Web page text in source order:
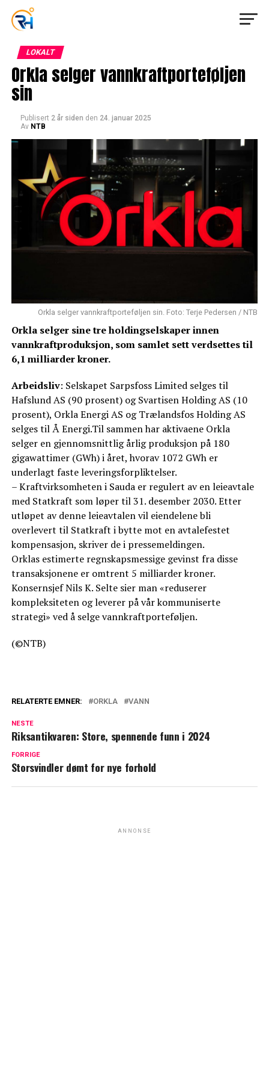
LOKALT
Orkla selger vannkraftporteføljen
sin
Publisert 2 år siden den 24. januar 2025
Av NTB
Orkla selger vannkraftporteføljen sin. Foto: Terje Pedersen / NTB
Orkla selger sine tre holdingselskaper innen
vannkraftproduksjon, som samlet sett verdsettes til
6,1 milliarder kroner.
Arbeidsliv: Selskapet Sarpsfoss Limited selges til
Hafslund AS (90 prosent) og Svartisen Holding AS (10
prosent), Orkla Energi AS og Trælandsfos Holding AS
selges til Å Energi.Til sammen har aktivaene Orkla
selger en gjennomsnittlig årlig produksjon på 180
gigawattimer (GWh) i året, hvorav 1072 GWh er
underlagt faste leveringsforpliktelser.
– Kraftvirksomheten i Sauda er regulert av en leieavtale
med Statkraft som løper til 31. desember 2030. Etter
utløpet av denne leieavtalen vil eiendelene bli
overlevert til Statkraft i bytte mot en avtalefestet
kompensasjon, skriver de i pressemeldingen.
Orklas estimerte regnskapsmessige gevinst fra disse
transaksjonene er omtrent 5 milliarder kroner.
Konsernsjef Nils K. Selte sier man «reduserer
kompleksiteten og leverer på vår kommuniserte
strategi» ved å selge vannkraftporteføljen.
(©NTB)
RELATERTE EMNER: ORKLA VANN
NESTE
Riksantikvaren: Store, spennende funn i 2024
FORRIGE
Storsvindler dømt for nye forhold
ANNONSE